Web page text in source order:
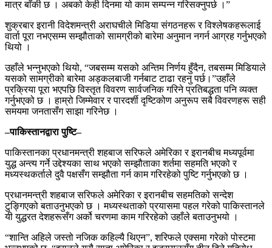
मात्र बाँकी छ । अबको केही दिनमा यो काम सम्पन्न गरिसक्नुपर्छ ।”
शुक्रबार इरानी विदेशमन्त्री अराघचीले मिडिया संगठनहरू र विश्लेषकहरूलाई
वार्ता पूरा नभएसम्म सम्झौताको सामग्रीको बारेमा अनुमान नगर्न आग्रह गर्नुभएको
थियो ।
उहाँले भन्नुभएको थियो, “जबसम्म यसको अन्तिम निर्णय हुँदैन, तबसम्म मिडियाले
यसको सामग्रीको बारेमा अड्कलबाजी गर्नबाट टाढा रहनु पर्छ।”उहाँले
प्रक्रिया पूरा भएपछि विस्तृत विवरण सार्वजनिक गरिने प्रतिबद्धता पनि व्यक्त
गर्नुभएको छ । हाम्रो जिम्मेवार र पारदर्शी दृष्टिकोण अनुरूप सबै विवरणहरू सही
समयमा जनतासँग साझा गरिनेछ ।
–पाकिस्तानद्वारा पुष्टि–
पाकिस्तानका प्रधानमन्त्री शहबाज सरिफले अमेरिका र इरानबीच मध्यपूर्वमा
युद्ध अन्त्य गर्ने उद्देश्यका साथ भएको सम्झौताका शर्तमा सहमति भएको र
मध्यस्थकर्ताले दुवै पक्षसँग सम्झौता गर्न काम गरिरहेको पुष्टि गर्नुभएको छ ।
प्रधानमन्त्री शहबाज सरिफले अमेरिका र इरानबीच सहमतिको सन्देश
टुङ्गिएको बताउनुभएको छ । मध्यस्थताको प्रयासमा पहल गरेको पाकिस्तानले
यी युद्धरत देशहरूसँग अर्को चरणमा काम गरिरहेको उहाँले बताउनुभयो ।
“शान्ति अहिले जस्तो नजिक कहिल्यै थिएन”, शरिफले एक्समा गरेको पोस्टमा